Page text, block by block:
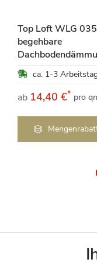
Top Loft WLG 035
begehbare
ab 14,40 €* pro